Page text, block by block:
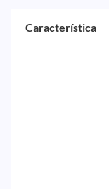
Característica